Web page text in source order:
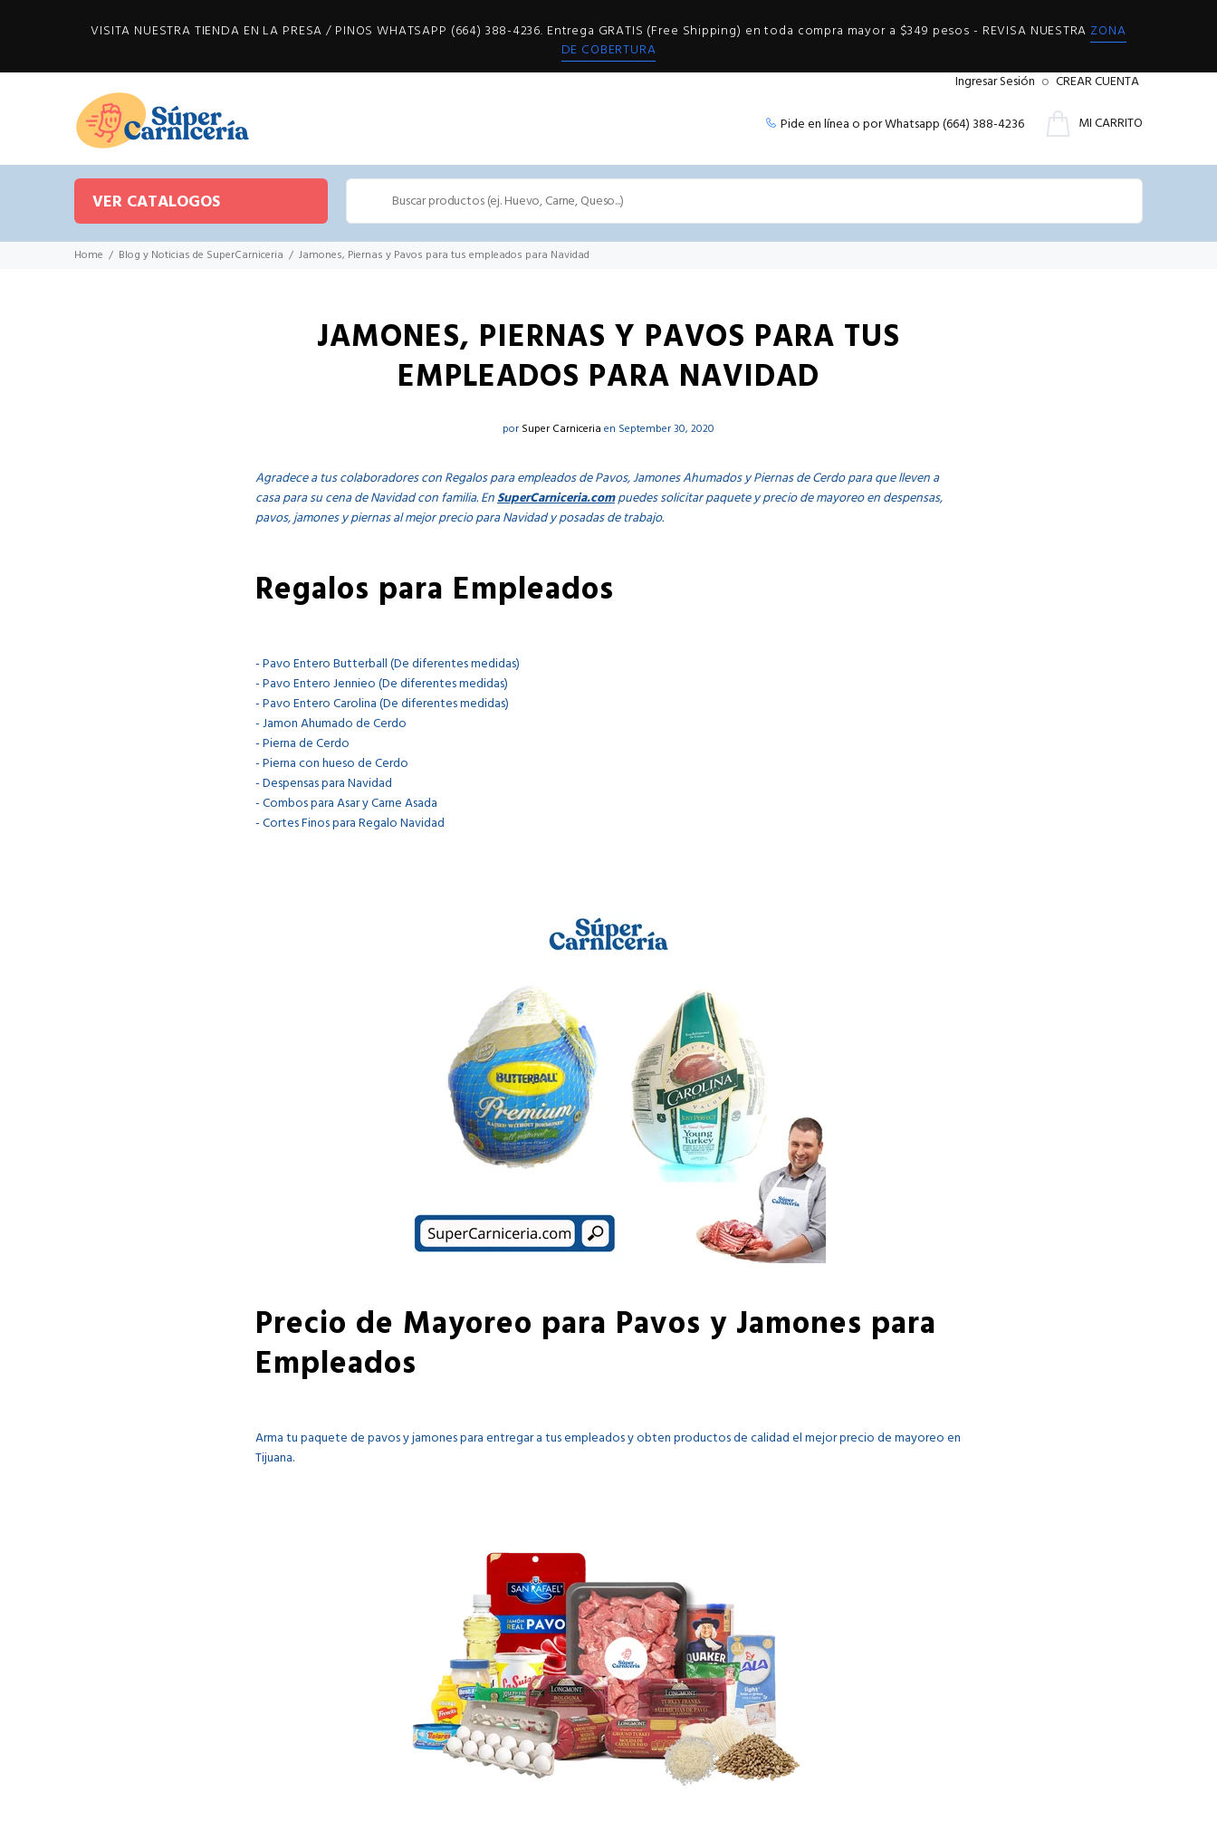
VISITA NUESTRA TIENDA EN LA PRESA / PINOS WHATSAPP (664) 388-4236. Entrega GRATIS (Free Shipping) en toda compra mayor a $349 pesos - REVISA NUESTRA ZONA
DE COBERTURA
Ingresar Sesión o CREAR CUENTA
Pide en línea o por Whatsapp (664) 388-4236 MI CARRITO
VER CATALOGOS
Home Blog y Noticias de SuperCarniceria Jamones, Piernas y Pavos para tus empleados para Navidad
JAMONES, PIERNAS Y PAVOS PARA TUS
EMPLEADOS PARA NAVIDAD
por Super Carniceria en September 30, 2020
Agradece a tus colaboradores con Regalos para empleados de Pavos, Jamones Ahumados y Piernas de Cerdo para que lleven a
casa para su cena de Navidad con familia. EnSuperCarniceria.compuedes solicitar paquete y precio de mayoreo en despensas,
pavos, jamones y piernas al mejor precio para Navidad y posadas de trabajo.
Regalos para Empleados
- Pavo Entero Butterball (De diferentes medidas)
- Pavo Entero Jennieo (De diferentes medidas)
- Pavo Entero Carolina (De diferentes medidas)
- Jamon Ahumado de Cerdo
- Pierna de Cerdo
- Pierna con hueso de Cerdo
- Despensas para Navidad
- Combos para Asar y Carne Asada
- Cortes Finos para Regalo Navidad
Precio de Mayoreo para Pavos y Jamones para
Empleados
Arma tu paquete de pavos y jamones para entregar a tus empleados y obten productos de calidad el mejor precio de mayoreo en
Tijuana.